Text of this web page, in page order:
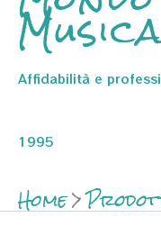
Musica
Affidabilità e
1995
Home